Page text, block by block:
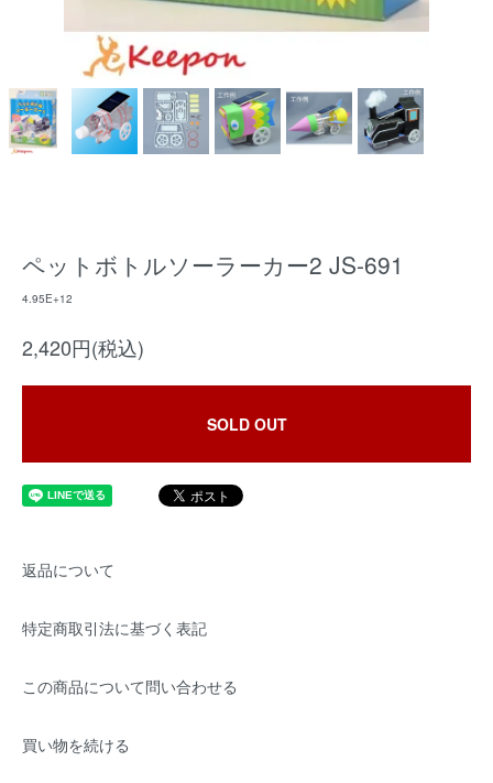
ペットボトルソーラーカー2 JS-691
4.95E+12
2,420円(税込)
SOLD OUT
返品について
特定商取引法に基づく表記
この商品について問い合わせる
買い物を続ける